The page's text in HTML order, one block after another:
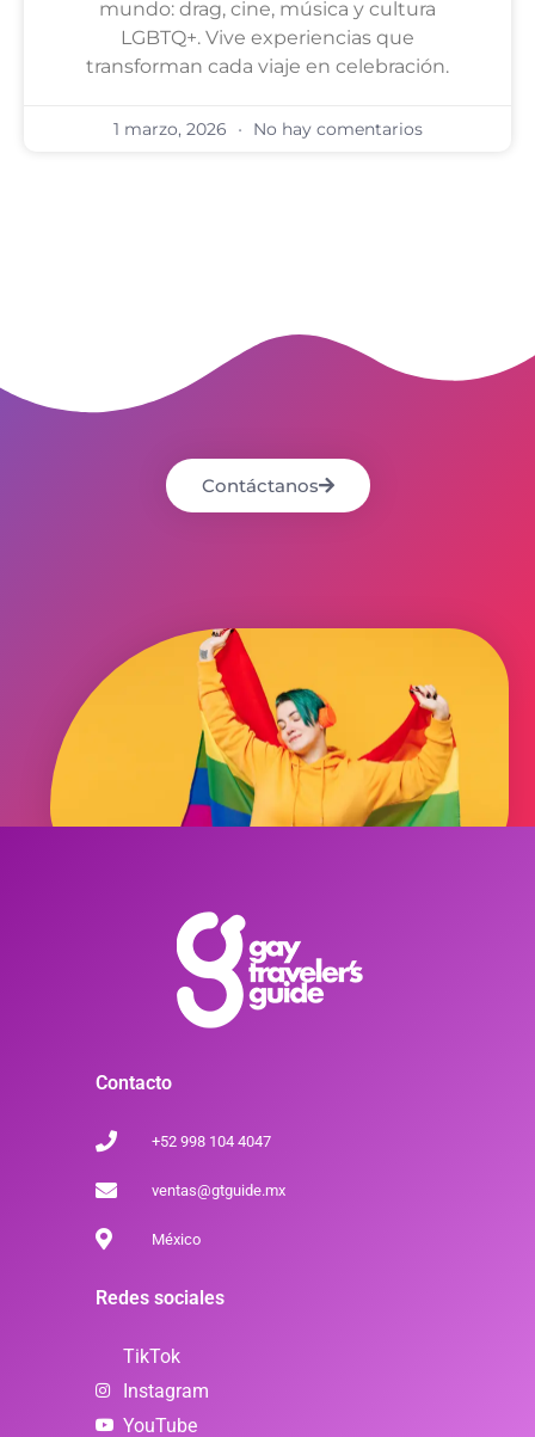
mundo: drag, cine, música y cultura
LGBTQ+. Vive experiencias que
transforman cada viaje en celebración.
1 marzo, 2026 No hay comentarios
Contáctanos
Contacto
+52 998 104 4047
ventas@gtguide.mx
México
Redes sociales
TikTok
Instagram
YouTube